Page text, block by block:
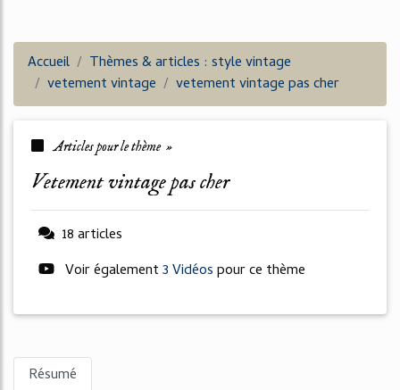
Accueil
Thèmes & articles : style vintage
vetement vintage
vetement vintage pas cher
Articles pour le thème »
vetement vintage pas cher
18 articles
Voir également3 Vidéospour ce thème
Résumé